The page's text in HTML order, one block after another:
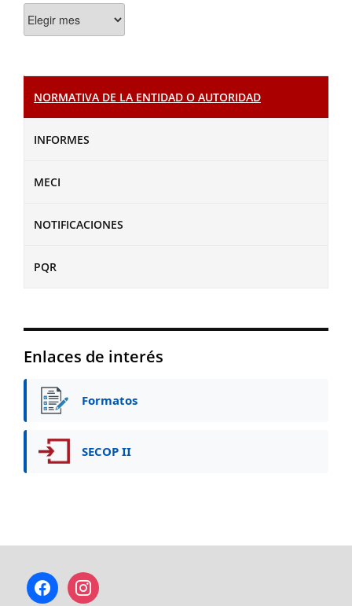
NORMATIVA DE LA ENTIDAD O AUTORIDAD
INFORMES
MECI
NOTIFICACIONES
PQR
Enlaces de interés
Formatos
SECOP II
facebookinstagram